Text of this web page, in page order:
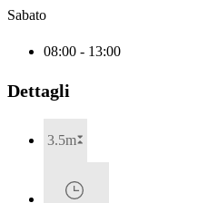
Sabato
08:00 - 13:00
Dettagli
3.5m